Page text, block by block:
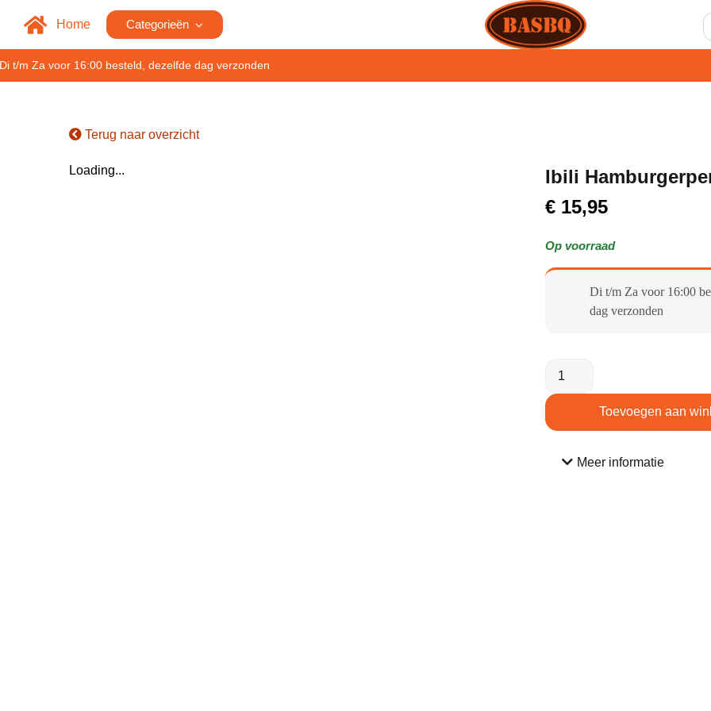
Home Categorieën
t/m Za voor 16:00 besteld, dezelfde dag verzonden
Terug naar overzicht
Loading...
Ibili
€ 15,95
Op voorraad
Di t/m Za voor 16:00
dag verzonden​
Toevoegen aan
Meer informatie